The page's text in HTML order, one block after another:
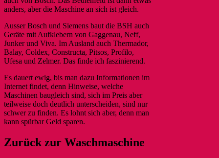
anders, aber die Maschine an sich ist gleich.
Ausser Bosch und Siemens baut die BSH auch
Geräte mit Aufklebern von Gaggenau, Neff,
Junker und Viva. Im Ausland auch Thermador,
Balay, Coldex, Constructa, Pitsos, Profilo,
Ufesa und Zelmer. Das finde ich faszinierend.
Es dauert ewig, bis man dazu Informationen im
Internet findet, denn Hinweise, welche
Maschinen baugleich sind, sich im Preis aber
teilweise doch deutlich unterscheiden, sind nur
schwer zu finden. Es lohnt sich aber, denn man
kann spürbar Geld sparen.
Zurück zur Waschmaschine